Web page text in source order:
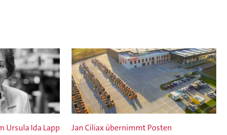
Ursula Ida Lapp Jan Ciliax übernimmt Posten